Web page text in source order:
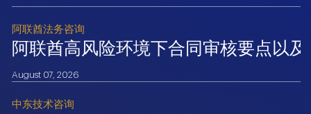
阿联酋法务咨询
阿联酋高风险环境下合同审核要点以
August 07, 2026
中东技术咨询